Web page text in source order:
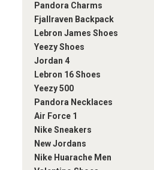
Pandora Charms
Fjallraven Backpack
Lebron James Shoes
Yeezy Shoes
Jordan 4
Lebron 16 Shoes
Yeezy 500
Pandora Necklaces
Air Force 1
Nike Sneakers
New Jordans
Nike Huarache Men